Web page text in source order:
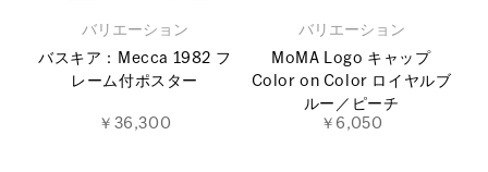
バリエーション
バスキア：Mecca 1982 フ
レーム付ポスター
￥36,300
バリエーション
MoMA Logo キャップ
Color on Color ロイヤルブ
ルー／ピーチ
￥6,050